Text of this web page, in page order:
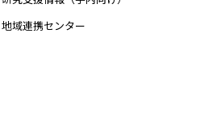
地域連携センター